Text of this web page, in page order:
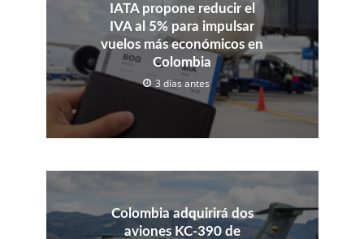
IATA propone reducir el
IVA al 5% para impulsar
vuelos más económicos en
Colombia
3 días antes
Colombia adquirirá dos
aviones KC-390 de